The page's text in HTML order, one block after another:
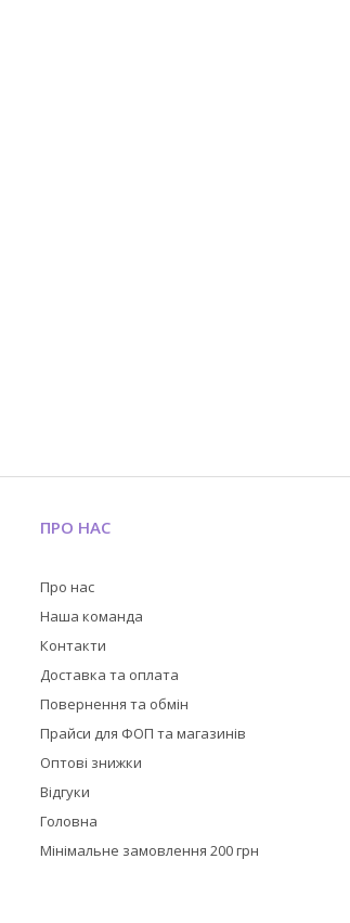
ПРО НАС
Про нас
Наша команда
Контакти
Доставка та оплата
Повернення та обмін
Прайси для ФОП та магазинів
Оптові знижки
Відгуки
Головна
Мінімальне замовлення 200 грн